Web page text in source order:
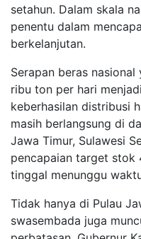
setahun. Dalam skala
penentu dalam
berkelanjutan.
Serapan beras
ribu ton per hari
keberhasilan distribusi
masih berlangsung di
Jawa Timur, Sulawesi
pencapaian target stok
tinggal menunggu
Tidak hanya di Pulau
swasembada juga